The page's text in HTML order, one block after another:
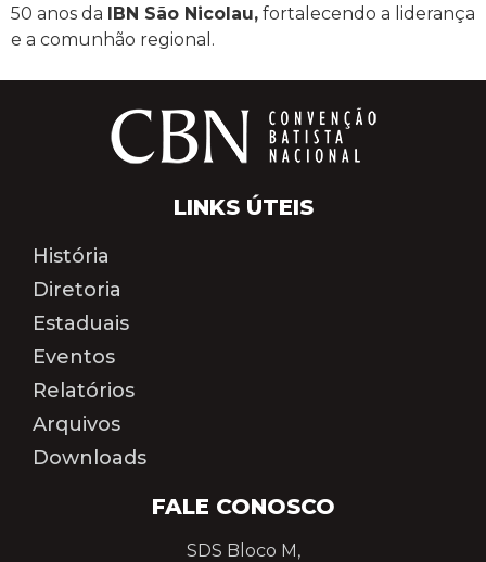
50 anos da
IBN São Nicolau, fortalecendo a liderança
e a comunhão regional.
FALE CONOSCO
SDS Bloco M,
LINKS ÚTEIS
História
Diretoria
Estaduais
Eventos
Relatórios
Arquivos
Downloads